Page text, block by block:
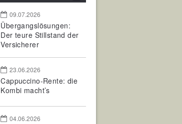
09.07.2026
Übergangslösungen:
Der teure Stillstand der
Versicherer
23.06.2026
Cappuccino-Rente: die
Kombi macht’s
04.06.2026